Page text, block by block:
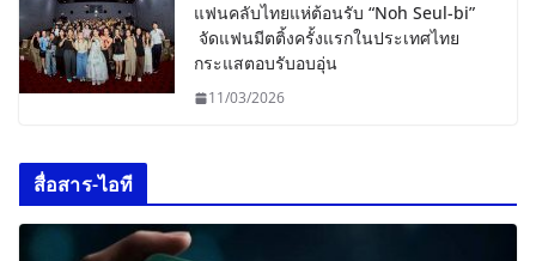
แฟนคลับไทยแห่ต้อนรับ “Noh Seul-bi”
จัดแฟนมีตติ้งครั้งแรกในประเทศไทย
กระแสตอบรับอบอุ่น
11/03/2026
สื่อสาร-ไอที